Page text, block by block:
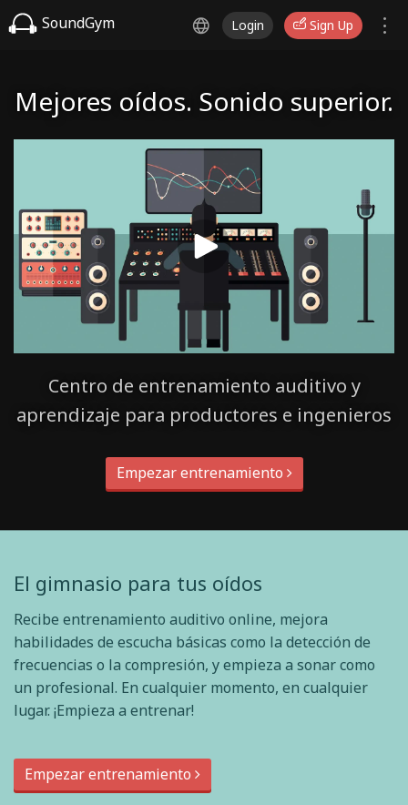
SoundGym Login Sign Up
Mejores oídos. Sonido superior.
Centro de entrenamiento auditivo y
aprendizaje para productores e ingenieros
Empezar entrenamiento
El gimnasio para tus oídos
Recibe entrenamiento auditivo online, mejora
habilidades de escucha básicas como la detección de
frecuencias o la compresión, y empieza a sonar como
un profesional. En cualquier momento, en cualquier
lugar. ¡Empieza a entrenar!
Empezar entrenamiento